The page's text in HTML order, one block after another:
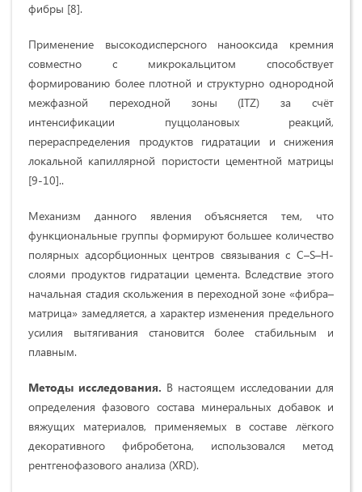
фибры [8].
Применение высокодисперсного нанооксида кремния
совместно с микрокальцитом способствует
формированию более плотной и структурно однородной
межфазной переходной зоны (ITZ) за счёт
интенсификации пуццолановых реакций,
перераспределения продуктов гидратации и снижения
локальной капиллярной пористости цементной матрицы
[9-10]..
Механизм данного явления объясняется тем, что
функциональные группы формируют большее количество
полярных адсорбционных центров связывания с C–S–H-
слоями продуктов гидратации цемента. Вследствие этого
начальная стадия скольжения в переходной зоне «фибра–
матрица» замедляется, а характер изменения предельного
усилия вытягивания становится более стабильным и
плавным.
Методы исследования. В настоящем исследовании для
определения фазового состава минеральных добавок и
вяжущих материалов, применяемых в составе лёгкого
декоративного фибробетона, использовался метод
рентгенофазового анализа (XRD).